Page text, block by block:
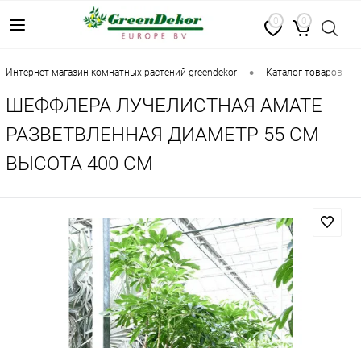
0 0
интернет-магазин комнатных растений greendekor • каталог товаров
ШЕФФЛЕРА ЛУЧЕЛИСТНАЯ АМАТЕ
РАЗВЕТВЛЕННАЯ ДИАМЕТР 55 СМ
ВЫСОТА 400 СМ